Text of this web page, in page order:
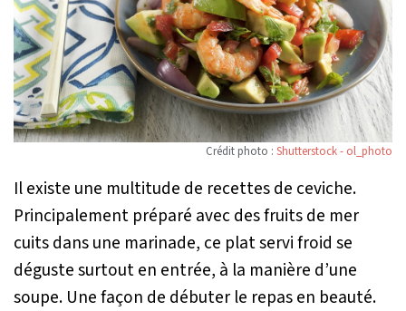
Crédit photo : Shutterstock - ol_photo
Il existe une multitude de recettes de ceviche.
Principalement préparé avec des fruits de mer
cuits dans une marinade, ce plat servi froid se
déguste surtout en entrée, à la manière d’une
soupe. Une façon de débuter le repas en beauté.